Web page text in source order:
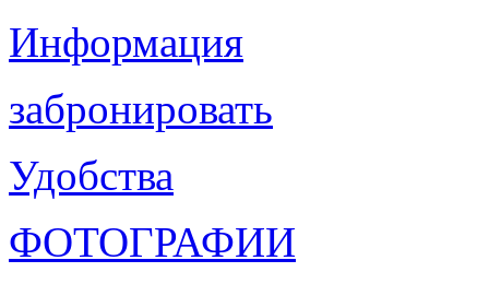
Информация
забронировать
Удобства
ФОТОГРАФИИ